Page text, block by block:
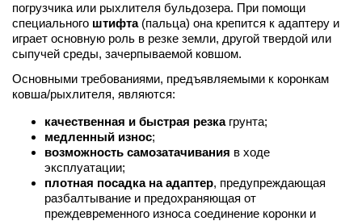
погрузчика или рыхлителя бульдозера. При помощи
специального штифта(пальца) она крепится к адаптеру и
играет основную роль в резке земли, другой твердой или
сыпучей среды, зачерпываемой ковшом.
Основными требованиями, предъявляемыми к коронкам
ковша/рыхлителя, являются:
качественная и быстрая резкагрунта;
медленный износ;
возможность самозатачивания в ходе
эксплуатации;
плотная посадка на адаптер, предупреждающая
разбалтывание и предохраняющая от
преждевременного износа соединение коронки и